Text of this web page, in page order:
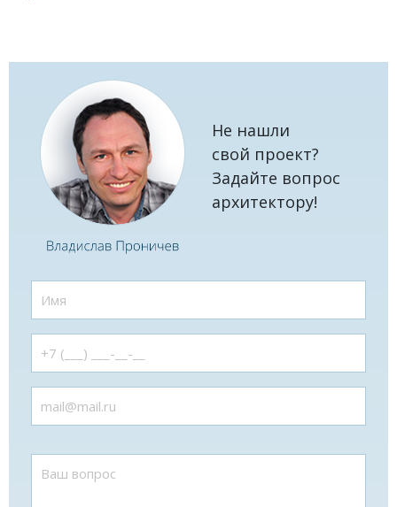
Не нашли
свой проект?
Задайте вопрос
архитектору!